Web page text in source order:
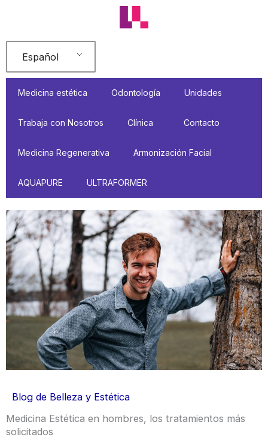
contenido
Español
Medicina estética Odontología Unidades
Trabaja con Nosotros Clínica Contacto
Medicina Regenerativa Armonización Facial
AQUAPURE ULTRAFORMER
Blog de Belleza y Estética
Medicina Estética en hombres, los tratamientos más
solicitados